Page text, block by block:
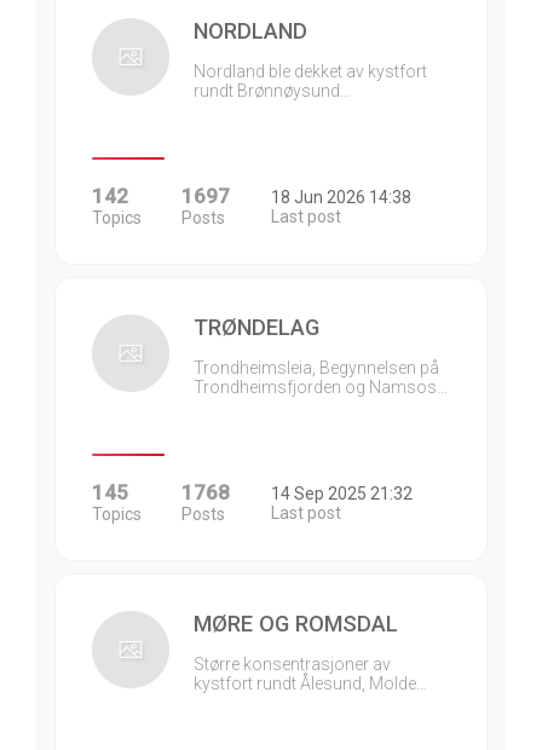
NORDLAND
Nordland ble dekket av kystfort
rundt Brønnøysund…
142
Topics
1697
Posts
18 Jun 2026 14:38
Last post
TRØNDELAG
Trondheimsleia, Begynnelsen på
Trondheimsfjorden og Namsos…
145
Topics
1768
Posts
14 Sep 2025 21:32
Last post
MØRE OG ROMSDAL
Større konsentrasjoner av
kystfort rundt Ålesund, Molde…